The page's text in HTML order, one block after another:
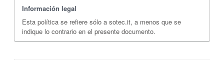
Información legal
Esta política se refiere sólo a sotec.it, a menos que se
indique lo contrario en el presente documento.